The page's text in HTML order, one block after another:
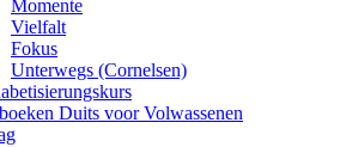
Momente
Vielfalt
Fokus
Unterwegs (Cornelsen)
Duits voor Volwassenen